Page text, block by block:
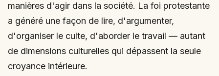
manières d'agir dans la société. La foi protestante
a généré une façon de lire, d'argumenter,
d'organiser le culte, d'aborder le travail — autant
de dimensions culturelles qui dépassent la seule
croyance intérieure.